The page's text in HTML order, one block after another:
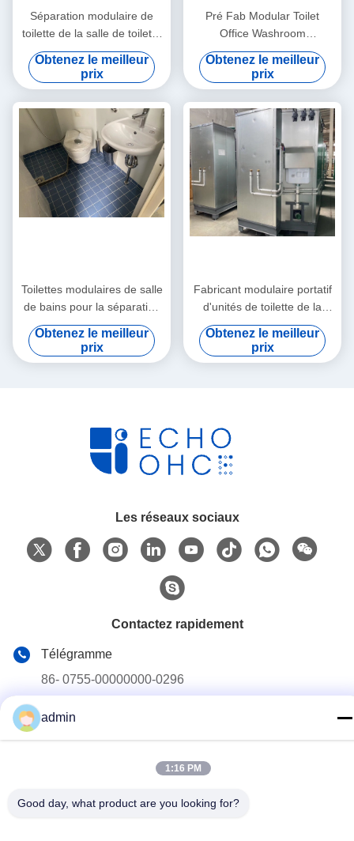
Séparation modulaire de
toilette de la salle de toilette
HPL de commode de toilette
préfabriquée de Bath
Obtenez le meilleur
prix
Pré Fab Modular Toilet
Office Washroom
imperméable
Obtenez le meilleur
prix
Toilettes modulaires de salle
de bains pour la séparation
à la maison dans des
carreaux de céramique
Obtenez le meilleur
prix
Fabricant modulaire portatif
d'unités de toilette de la
Communauté
1200x900x2000mm
Obtenez le meilleur
prix
Les réseaux sociaux
Contactez rapidement
Télégramme
86- 0755-00000000-0296
E-mail
province de Jiangsu
admin
1:16 PM
Good day, what product are you looking for?